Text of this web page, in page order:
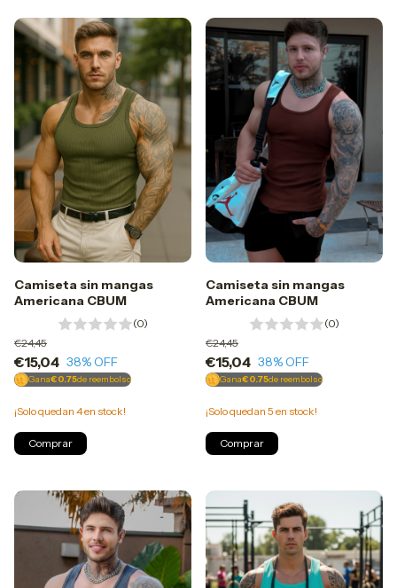
Camiseta sin mangas
Americana CBUM
(0)
€15,04
€24,45
38% OFF
Gana€0.75de reembolso
¡Solo quedan 4en stock!
Comprar
Camiseta sin mangas
Americana CBUM
(0)
€15,04
€24,45
38% OFF
Gana€0.75de reembolso
¡Solo quedan 5 en stock!
Comprar